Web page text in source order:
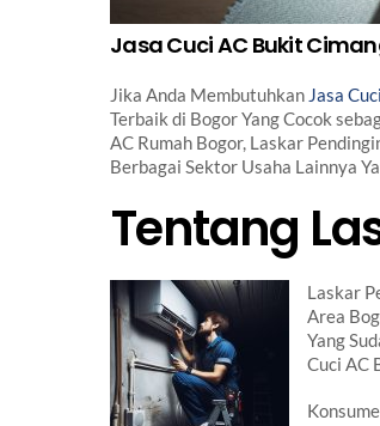
Jasa Cuci AC Bukit
Jika Anda Membutuhkan Jasa
Terbaik di Bogor Yang Cocok
AC Rumah Bogor, Laskar
Berbagai Sektor Usaha Lainnya
Tentang
Laskar
Area
Yang
Cuci AC